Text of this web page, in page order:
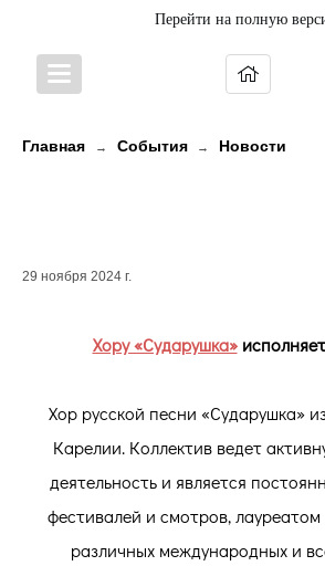
Перейти на полную
Главная → События → Новости
29 ноября 2024 г.
Хору «Сударушка»
Хор русской песни «Сударушка»
Карелии. Коллектив ведет
деятельность и является
фестивалей и смотров,
различных международных и